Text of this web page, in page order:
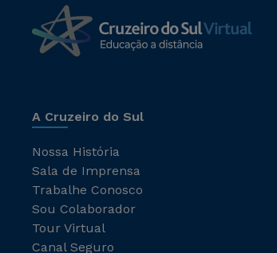
A Cruzeiro do Sul
Nossa História
Sala de Imprensa
Trabalhe Conosco
Sou Colaborador
Tour Virtual
Canal Seguro